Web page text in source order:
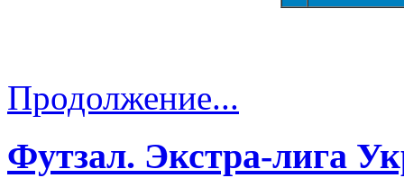
Продолжение...
Футзал. Экстра-лига